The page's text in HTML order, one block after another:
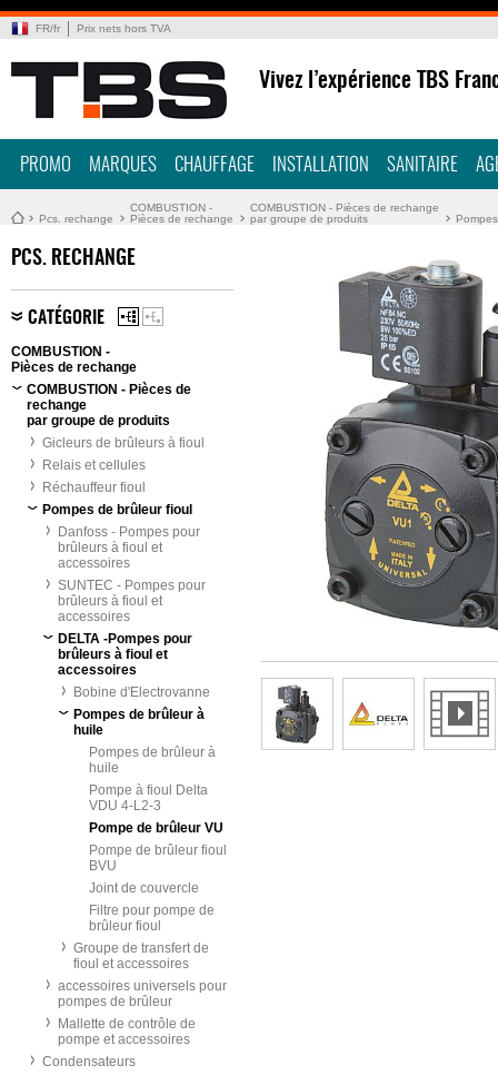
FR/fr Prix nets hors TVA
Vivez l’expérience TBS
PROMO MARQUES CHAUFFAGE INSTALLATION SANITAIRE
Pcs. rechange
COMBUSTION -
Pièces de rechange
COMBUSTION - Pièces de rechange
par groupe de produits
PCS. RECHANGE
CATÉGORIE
COMBUSTION -
Pièces de rechange
COMBUSTION - Pièces de
rechange
par groupe de produits
Gicleurs de brûleurs à fioul
Relais et cellules
Réchauffeur fioul
Pompes de brûleur fioul
Danfoss - Pompes pour
brûleurs à fioul et
accessoires
SUNTEC - Pompes pour
brûleurs à fioul et
accessoires
DELTA -Pompes pour
brûleurs à fioul et
accessoires
Bobine d'Electrovanne
Pompes de brûleur à
huile
Pompes de brûleur à
huile
Pompe à fioul Delta
VDU 4-L2-3
Pompe de brûleur VU
Pompe de brûleur fioul
BVU
Joint de couvercle
Filtre pour pompe de
brûleur fioul
Groupe de transfert de
fioul et accessoires
accessoires universels pour
pompes de brûleur
Mallette de contrôle de
pompe et accessoires
Condensateurs